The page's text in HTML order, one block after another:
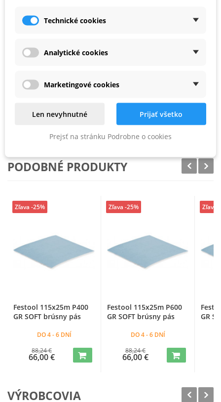
Na práce spojené s opravami laku
PARAMETRE PRODUKTU
P150
PODOBNÉ PRODUKTY
Festool 115x25m P400
GR SOFT brúsny pás
DO 4 - 6 DNÍ
88,24 €
66,00 €
Zľava -25%
Festool 115x25m P600
GR SOFT brúsny pás
DO 4 - 6 DNÍ
88,24 €
66,00 €
Zľava -25%
GR
Zľava
VÝROBCOVIA
Technické cookies
Analytické cookies
Marketingové cookies
Len nevyhnutné Prijať všetko
Prejsť na stránku Podrobne o cookies